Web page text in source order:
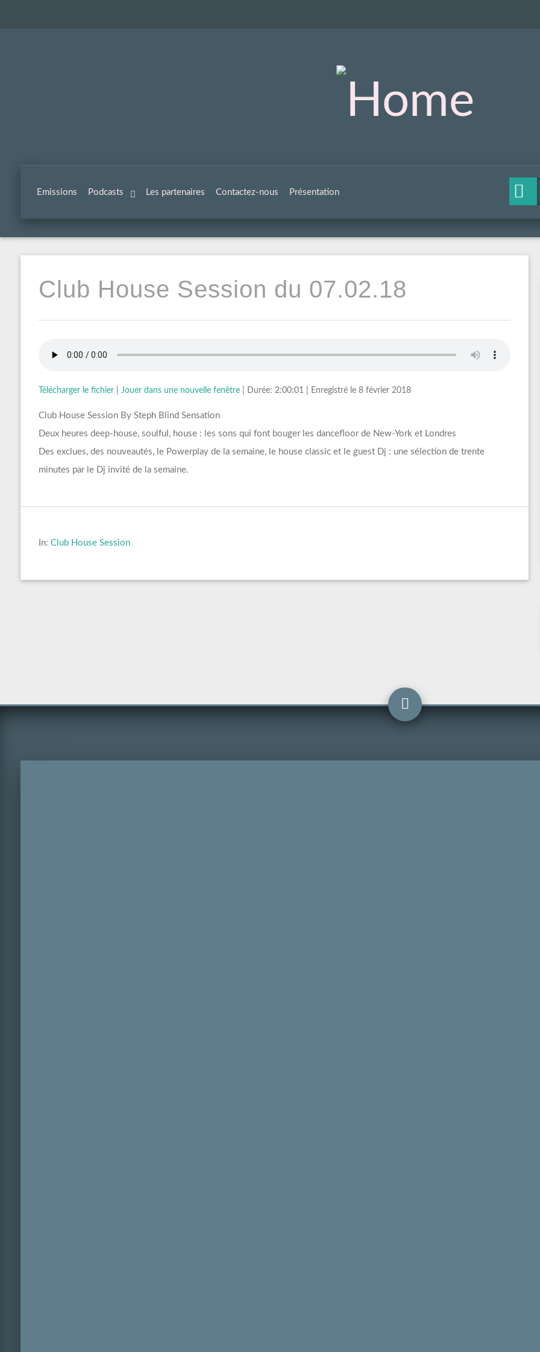
Emissions Podcasts Les partenaires Contactez-nous Présentation
Club House Session du 07.02.18
Télécharger le fichier| Jouer dans une nouvelle fenêtre| Durée: 2:00:01 Enregistré le 8 février 2018
Club House Session By Steph Blind Sensation
Deux heures deep-house, soulful, house : les sons qui font bouger les dancefloor de New-York et Londres
Des exclues, des nouveautés, le Powerplay de la semaine, le house classic et le guest Dj : une sélection de trente
minutes par le Dj invité de la semaine.
In: Club House Session